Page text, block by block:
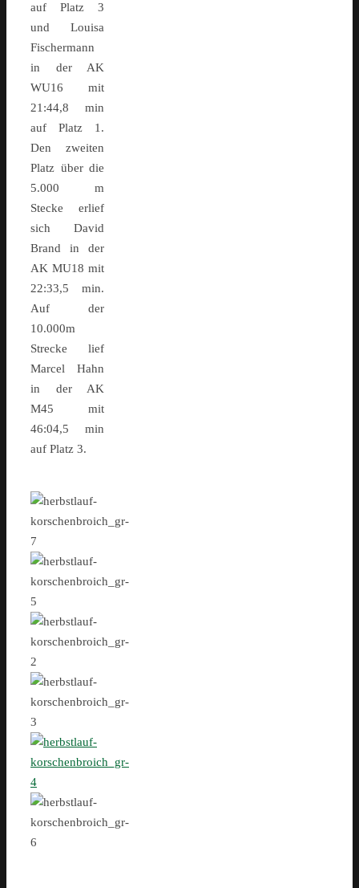
auf Platz 3
und Louisa
Fischermann
in der AK
WU16 mit
21:44,8 min
auf Platz 1.
Den zweiten
Platz über die
5.000 m
Stecke erlief
sich David
Brand in der
AK MU18 mit
22:33,5 min.
Auf der
10.000m
Strecke lief
Marcel Hahn
in der AK
M45 mit
46:04,5 min
auf Platz 3.